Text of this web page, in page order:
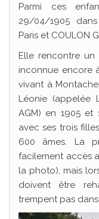
Parmi ces
29/04/1905
Paris et COULON
Elle rencontre un
inconnue encore
vivant à
Léonie (appelée
AGM) en 1905 et
avec ses trois
600 âmes. La
facilement accès
la photo), mais
doivent être
trempent pas dans